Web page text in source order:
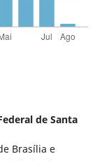
de Santa
Brasília e